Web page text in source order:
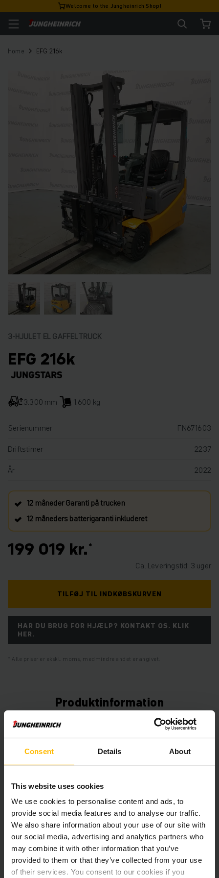
Consent Details About
This website uses cookies
We use cookies to personalise content and ads, to
provide social media features and to analyse our traffic.
We also share information about your use of our site with
our social media, advertising and analytics partners who
may combine it with other information that you’ve
provided to them or that they’ve collected from your use
of their services. You consent to our cookies if you
Welcome to the Jungheinrich Shop!
Home EFG 216k
3-HJULET EL GAFFELTRUCK
EFG 216k
3.300 mm 1.600 kg
Serienummer
FN671603
Driftstimer
2237
År
2022
12 måneder Garanti på trucken
12 måneders batterigaranti inkluderet
199 019 kr.
Ca. Leveringstid: 3 uger
TILFØJ TIL INDKØBSKURVEN
HAR DU BRUG FOR HJÆLP? KONTAKT OS. KLIK
HER.
Alle priser er ekskl. moms, medmindre andet er angivet.
Produktinformation
Det følgende afsnit giver en omfattende oversigt over
køretøjets tekniske specifikationer og udstyr.
Teknisk information
Batteri
Oplader Ja, 48 V / A
Batteriets renoveringsår 2026
År 2022